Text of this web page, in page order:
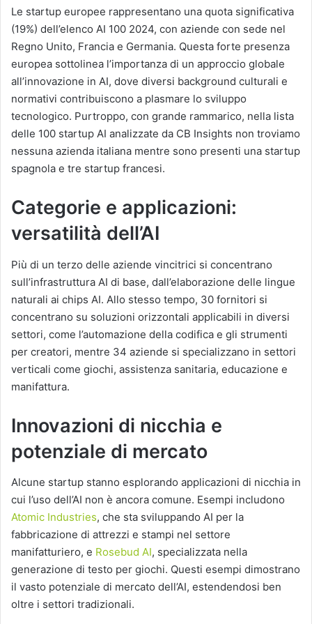
Le startup europee rappresentano una quota significativa
(19%) dell’elenco AI 100 2024, con aziende con sede nel
Regno Unito, Francia e Germania. Questa forte presenza
europea sottolinea l’importanza di un approccio globale
all’innovazione in AI, dove diversi background culturali e
normativi contribuiscono a plasmare lo sviluppo
tecnologico. Purtroppo, con grande rammarico, nella lista
delle 100 startup AI analizzate da CB Insights non troviamo
nessuna azienda italiana mentre sono presenti una startup
spagnola e tre startup francesi.
Categorie e applicazioni:
versatilità dell’AI
Più di un terzo delle aziende vincitrici si concentrano
sull’infrastruttura AI di base, dall’elaborazione delle lingue
naturali ai chips AI. Allo stesso tempo, 30 fornitori si
concentrano su soluzioni orizzontali applicabili in diversi
settori, come l’automazione della codifica e gli strumenti
per creatori, mentre 34 aziende si specializzano in settori
verticali come giochi, assistenza sanitaria, educazione e
manifattura.
Innovazioni di nicchia e
potenziale di mercato
Alcune startup stanno esplorando applicazioni di nicchia in
cui l’uso dell’AI non è ancora comune. Esempi includono
Atomic Industries, che sta sviluppando AI per la
fabbricazione di attrezzi e stampi nel settore
manifatturiero, e Rosebud AI, specializzata nella
generazione di testo per giochi. Questi esempi dimostrano
il vasto potenziale di mercato dell’AI, estendendosi ben
oltre i settori tradizionali.